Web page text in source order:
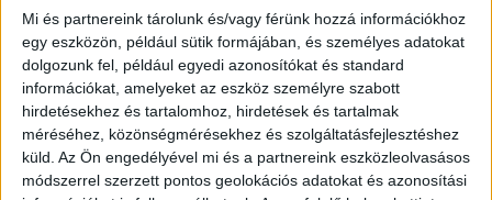
Mi és partnereink tárolunk és/vagy férünk hozzá információkhoz
egy eszközön, például sütik formájában, és személyes adatokat
dolgozunk fel, például egyedi azonosítókat és standard
információkat, amelyeket az eszköz személyre szabott
hirdetésekhez és tartalomhoz, hirdetések és tartalmak
méréséhez, közönségmérésekhez és szolgáltatásfejlesztéshez
küld. Az Ön engedélyével mi és a partnereink eszközleolvasásos
módszerrel szerzett pontos geolokációs adatokat és azonosítási